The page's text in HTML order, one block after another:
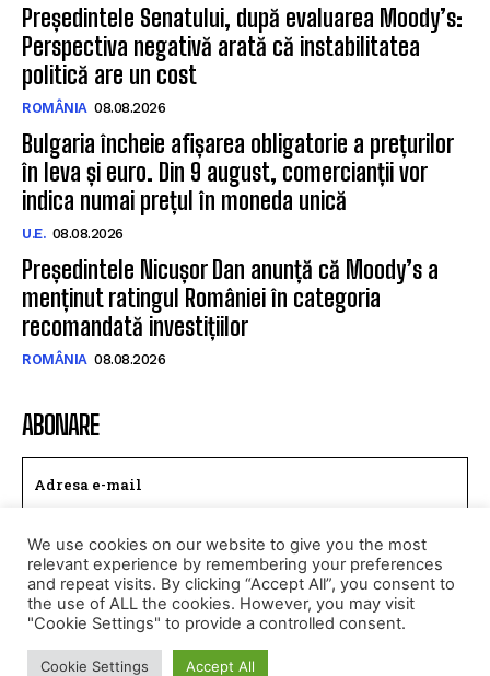
Președintele Senatului, după evaluarea Moody’s:
Perspectiva negativă arată că instabilitatea
politică are un cost
ROMÂNIA 08.08.2026
Bulgaria încheie afișarea obligatorie a prețurilor
în leva și euro. Din 9 august, comercianții vor
indica numai prețul în moneda unică
U.E. 08.08.2026
Președintele Nicușor Dan anunță că Moody’s a
menținut ratingul României în categoria
recomandată investițiilor
ROMÂNIA 08.08.2026
ABONARE
TRIMITE
Am citit si accept Politica de confidentialitate.
We use cookies on our website to give you the most
relevant experience by remembering your preferences
and repeat visits. By clicking “Accept All”, you consent to
the use of ALL the cookies. However, you may visit
"Cookie Settings" to provide a controlled consent.
Cookie Settings Accept All